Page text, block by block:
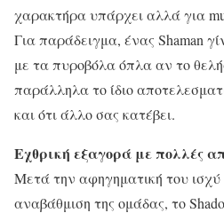
χαρακτήρα υπάρχει αλλά για
Για παράδειγμα, ένας Shaman
με τα πυροβόλα όπλα αν το
παράλληλα το ίδιο
και ότι άλλο σας κατέβει.
Εχθρική εξαγορά με πολλές
Μετά την αφηγηματική του
αναβάθμιση της ομάδας, το